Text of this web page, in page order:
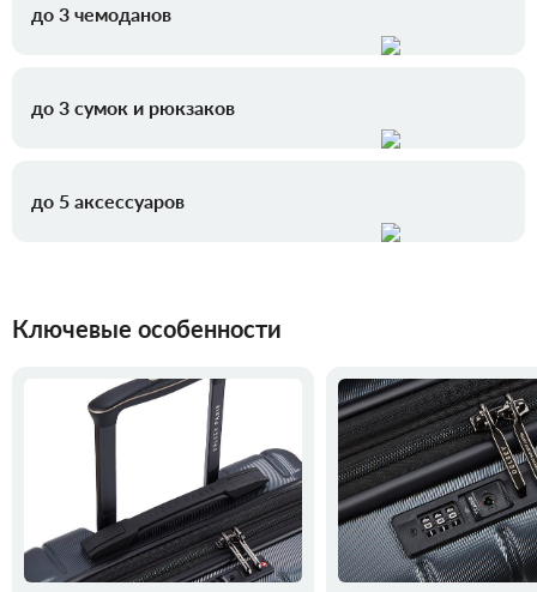
до 3 чемоданов
до 3 сумок и рюкзаков
до 5 аксессуаров
Ключевые особенности